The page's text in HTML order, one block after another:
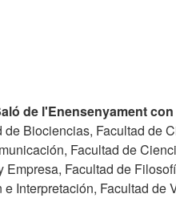
de l'Enensenyament
de Biociencias, Facultad de
Facultad de
Facultad de
Interpretación, Facultad de